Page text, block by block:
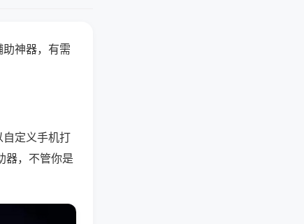
神器，有需
自定义手机打
器，不管你是